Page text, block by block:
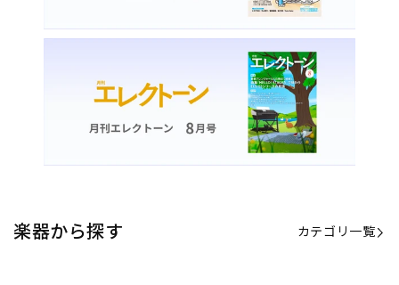
楽器から探す カテゴリ一覧